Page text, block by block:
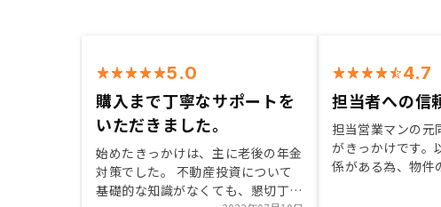
5.0
購入まで丁寧なサポートを
いただきました。
始めたきっかけは、主に老後の年金
対策でした。 不動産投資について
基礎的な知識がなくても、懇切丁寧
4.7
担当者への信
担当営業マンの元
がきっかけです。
係がある為、物件
もらいました。